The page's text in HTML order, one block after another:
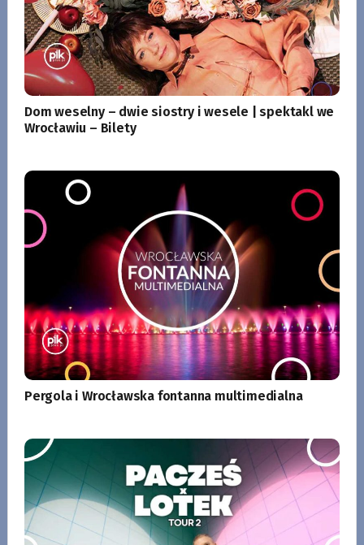
Dom weselny – dwie siostry i wesele | spektakl we
Wrocławiu – Bilety
Pergola i Wrocławska fontanna multimedialna